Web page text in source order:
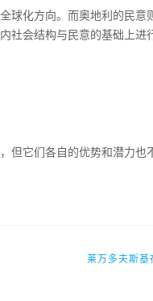
球化方向。而奥地利的民
社会结构与民意的基础上
但它们各自的优势和潜力
莱万多夫斯基